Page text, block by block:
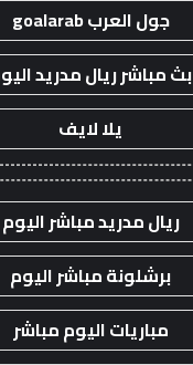
جول العرب goalarab
بث مباشر ريال مدريد
يلا لايف
ريال مدريد مباشر اليوم
برشلونة مباشر اليوم
مباريات اليوم مباشر